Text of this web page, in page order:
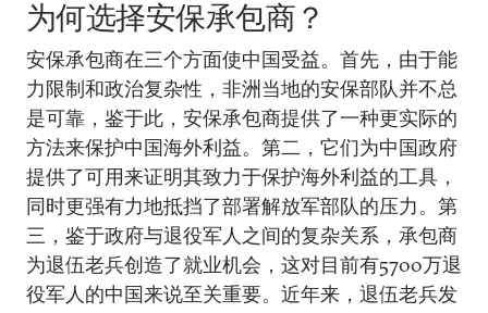
为何选择安保承包商？
安保承包商在三个方面使中国受益。首先，由于能
力限制和政治复杂性，非洲当地的安保部队并不总
是可靠，鉴于此，安保承包商提供了一种更实际的
方法来保护中国海外利益。第二，它们为中国政府
提供了可用来证明其致力于保护海外利益的工具，
同时更强有力地抵挡了部署解放军部队的压力。第
三，鉴于政府与退役军人之间的复杂关系，承包商
为退伍老兵创造了就业机会，这对目前有5700万退
役军人的中国来说至关重要。近年来，退伍老兵发